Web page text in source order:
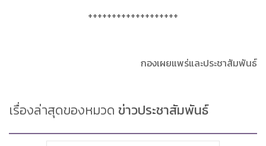
+++++++++++++++++++
กองเผยแพร่และประชาสัมพันธ์
เรื่องล่าสุดของหมวด ข่าวประชาสัมพันธ์